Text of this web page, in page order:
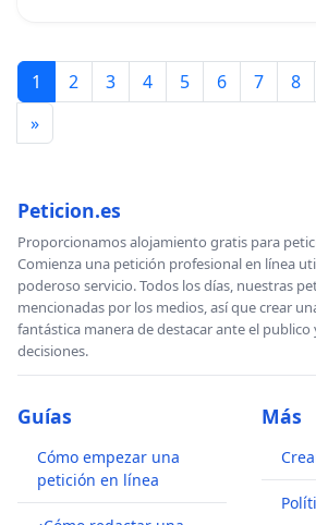
1 2 3 4 5 6 7 8
»
Peticion.es
Proporcionamos alojamiento gratis para
Comienza una petición profesional en línea
poderoso servicio. Todos los días, nuestras
mencionadas por los medios, así que crear
fantástica manera de destacar ante el
decisiones.
Guías
Cómo empezar una
petición en línea
Más